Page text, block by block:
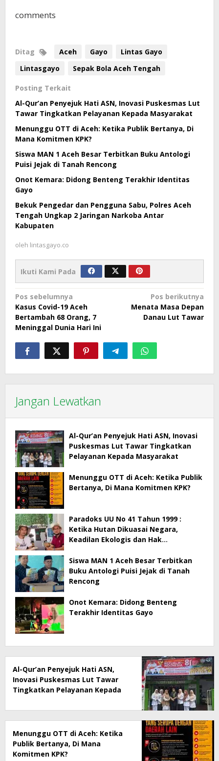
comments
Ditag Aceh Gayo
Lintas Gayo
Lintasgayo
Sepak Bola Aceh Tengah
Posting Terkait
Al-Qur’an Penyejuk Hati ASN, Inovasi Puskesmas Lut
Tawar Tingkatkan Pelayanan Kepada Masyarakat
Menunggu OTT di Aceh: Ketika Publik Bertanya, Di
Mana Komitmen KPK?
Siswa MAN 1 Aceh Besar Terbitkan Buku Antologi
Puisi Jejak di Tanah Rencong
Onot Kemara: Didong Benteng Terakhir Identitas
Gayo
Bekuk Pengedar dan Pengguna Sabu, Polres Aceh
Tengah Ungkap 2 Jaringan Narkoba Antar
Kabupaten
oleh lintasgayo.co
Ikuti Kami Pada
Navigasi
pos
Pos sebelumnya
Kasus Covid-19 Aceh
Bertambah 68 Orang, 7
Meninggal Dunia Hari Ini
Pos berikutnya
Menata Masa Depan
Danau Lut Tawar
Jangan Lewatkan
Al-Qur’an Penyejuk Hati ASN, Inovasi
Puskesmas Lut Tawar Tingkatkan
Pelayanan Kepada Masyarakat
Menunggu OTT di Aceh: Ketika Publik
Bertanya, Di Mana Komitmen KPK?
Paradoks UU No 41 Tahun 1999 :
Ketika Hutan Dikuasai Negara,
Keadilan Ekologis dan Hak
Siswa MAN 1 Aceh Besar Terbitkan
Buku Antologi Puisi Jejak di Tanah
Rencong
Onot Kemara: Didong Benteng
Terakhir Identitas Gayo
Al-Qur’an Penyejuk Hati ASN,
Inovasi Puskesmas Lut Tawar
Tingkatkan Pelayanan Kepada
Menunggu OTT di Aceh: Ketika
Publik Bertanya, Di Mana
Komitmen KPK?